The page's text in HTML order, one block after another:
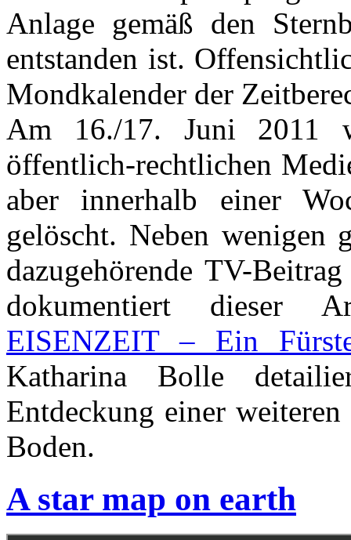
Anlage gemäß den
entstanden ist.
Mondkalender der
Am 16./17. Juni 2011
öffentlich-rechtlichen
aber innerhalb einer
gelöscht. Neben wenigen
dazugehörende TV-
dokumentiert dieser
EISENZEIT – Ein
Katharina Bolle
Entdeckung einer
Boden.
A star map on earth